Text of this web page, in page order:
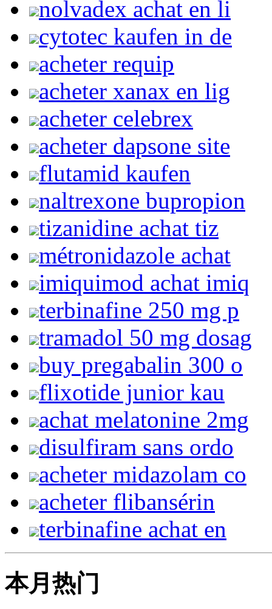
nolvadex achat en li
cytotec kaufen in de
acheter requip
acheter xanax en lig
acheter celebrex
acheter dapsone site
flutamid kaufen
naltrexone bupropion
tizanidine achat tiz
métronidazole achat
imiquimod achat imiq
terbinafine 250 mg p
tramadol 50 mg dosag
buy pregabalin 300 o
flixotide junior kau
achat melatonine 2mg
disulfiram sans ordo
acheter midazolam co
acheter flibansérin
terbinafine achat en
本月热门